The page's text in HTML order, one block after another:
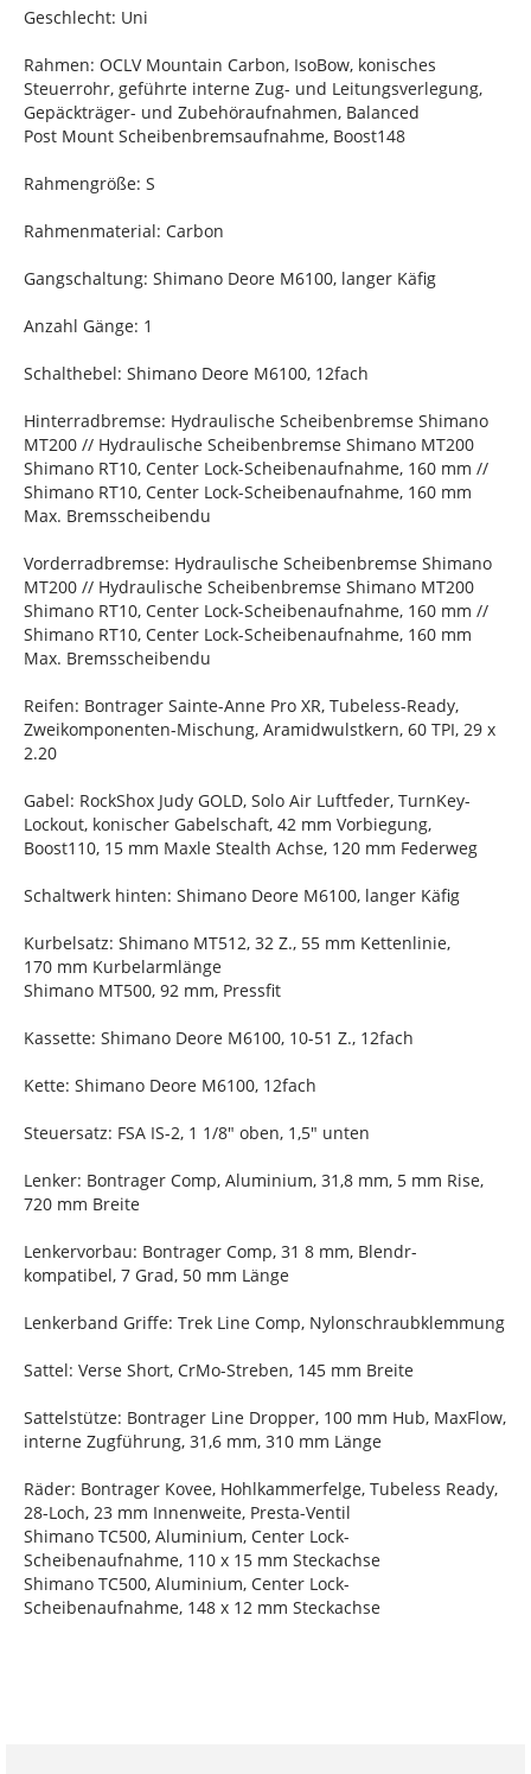
Geschlecht: Uni
Rahmen: OCLV Mountain Carbon, IsoBow, konisches
Steuerrohr, geführte interne Zug- und Leitungsverlegung,
Gepäckträger- und Zubehöraufnahmen, Balanced
Post Mount Scheibenbremsaufnahme, Boost148
Rahmengröße: S
Rahmenmaterial: Carbon
Gangschaltung: Shimano Deore M6100, langer Käfig
Anzahl Gänge: 1
Schalthebel: Shimano Deore M6100, 12fach
Hinterradbremse: Hydraulische Scheibenbremse Shimano
MT200 // Hydraulische Scheibenbremse Shimano MT200
Shimano RT10, Center Lock-Scheibenaufnahme, 160 mm //
Shimano RT10, Center Lock-Scheibenaufnahme, 160 mm
Max. Bremsscheibendu
Vorderradbremse: Hydraulische Scheibenbremse Shimano
MT200 // Hydraulische Scheibenbremse Shimano MT200
Shimano RT10, Center Lock-Scheibenaufnahme, 160 mm //
Shimano RT10, Center Lock-Scheibenaufnahme, 160 mm
Max. Bremsscheibendu
Reifen: Bontrager Sainte-Anne Pro XR, Tubeless-Ready,
Zweikomponenten-Mischung, Aramidwulstkern, 60 TPI, 29 x
2.20
Gabel: RockShox Judy GOLD, Solo Air Luftfeder, TurnKey-
Lockout, konischer Gabelschaft, 42 mm Vorbiegung,
Boost110, 15 mm Maxle Stealth Achse, 120 mm Federweg
Schaltwerk hinten: Shimano Deore M6100, langer Käfig
Kurbelsatz: Shimano MT512, 32 Z., 55 mm Kettenlinie,
170 mm Kurbelarmlänge
Shimano MT500, 92 mm, Pressfit
Kassette: Shimano Deore M6100, 10-51 Z., 12fach
Kette: Shimano Deore M6100, 12fach
Steuersatz: FSA IS-2, 1 1/8" oben, 1,5" unten
Lenker: Bontrager Comp, Aluminium, 31,8 mm, 5 mm Rise,
720 mm Breite
Lenkervorbau: Bontrager Comp, 31 8 mm, Blendr-
kompatibel, 7 Grad, 50 mm Länge
Lenkerband Griffe: Trek Line Comp, Nylonschraubklemmung
Sattel: Verse Short, CrMo-Streben, 145 mm Breite
Sattelstütze: Bontrager Line Dropper, 100 mm Hub, MaxFlow,
interne Zugführung, 31,6 mm, 310 mm Länge
Räder: Bontrager Kovee, Hohlkammerfelge, Tubeless Ready,
28-Loch, 23 mm Innenweite, Presta-Ventil
Shimano TC500, Aluminium, Center Lock-
Scheibenaufnahme, 110 x 15 mm Steckachse
Shimano TC500, Aluminium, Center Lock-
Scheibenaufnahme, 148 x 12 mm Steckachse